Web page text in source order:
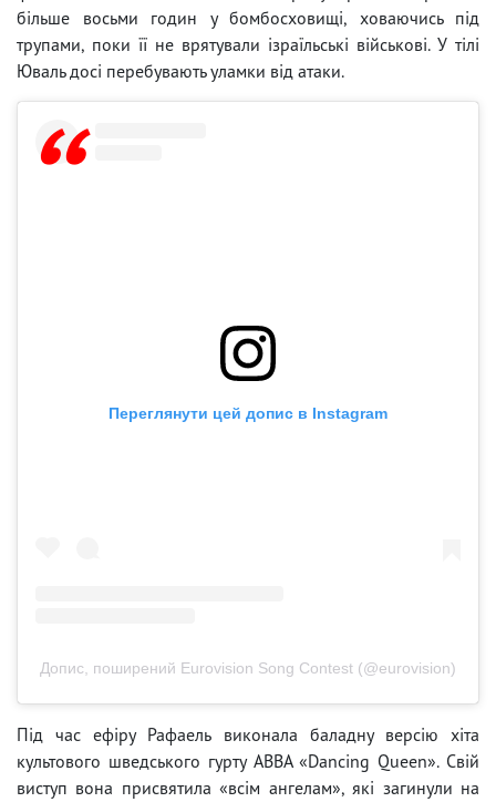
більше восьми годин у бомбосховищі, ховаючись під
трупами, поки її не врятували ізраїльські військові. У тілі
Юваль досі перебувають уламки від атаки.
Переглянути цей допис в Instagram
Допис, поширений Eurovision Song Contest (@eurovision)
Під час ефіру Рафаель виконала баладну версію хіта
культового шведського гурту ABBA «Dancing Queen». Свій
виступ вона присвятила «всім ангелам», які загинули на